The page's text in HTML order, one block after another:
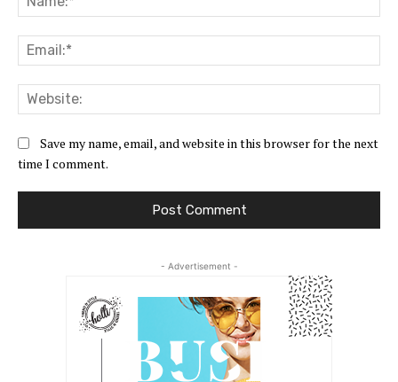
Save my name, email, and website in this browser for the next
time I comment.
- Advertisement -